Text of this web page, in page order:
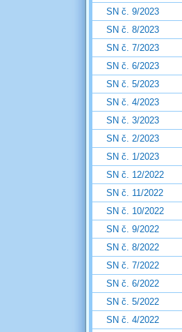
SN č. 9/2023
SN č. 8/2023
SN č. 7/2023
SN č. 6/2023
SN č. 5/2023
SN č. 4/2023
SN č. 3/2023
SN č. 2/2023
SN č. 1/2023
SN č. 12/2022
SN č. 11/2022
SN č. 10/2022
SN č. 9/2022
SN č. 8/2022
SN č. 7/2022
SN č. 6/2022
SN č. 5/2022
SN č. 4/2022